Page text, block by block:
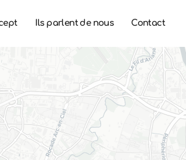
Ils parlent de nous Contact